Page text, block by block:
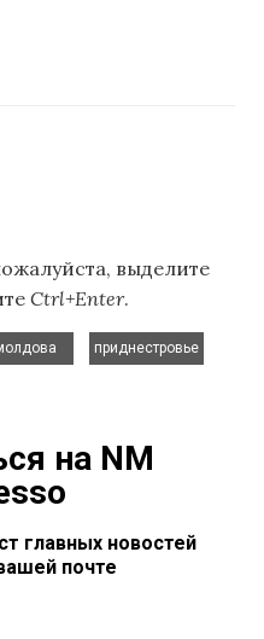
выделите
Ctrl+Enter.
приднестровье
на NM
главных новостей
почте